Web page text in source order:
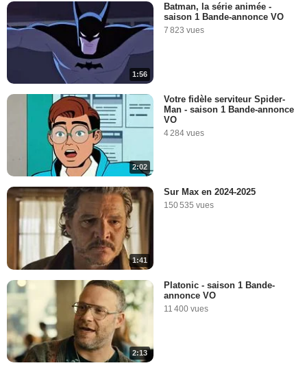
1:56
Batman, la série animée -
saison 1 Bande-annonce VO
7 823 vues
2:02
Votre fidèle serviteur Spider-
Man - saison 1 Bande-annonce
VO
4 284 vues
1:41
Sur Max en 2024-2025
150 535 vues
2:13
Platonic - saison 1 Bande-
annonce VO
11 400 vues